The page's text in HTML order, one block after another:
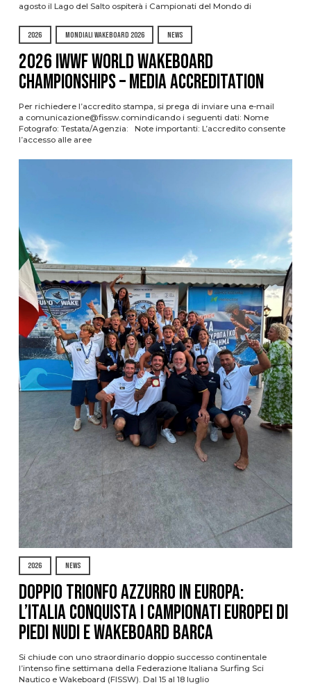
agosto il Lago del Salto ospiterà i Campionati del Mondo di
2026 MONDIALI WAKEBOARD 2026 NEWS
2026 IWWF WORLD WAKEBOARD
CHAMPIONSHIPS – MEDIA ACCREDITATION
Per richiedere l’accredito stampa, si prega di inviare una e-mail
a comunicazione@fissw.comindicando i seguenti dati: Nome
Fotografo: Testata/Agenzia: Note importanti: L’accredito consente
l’accesso alle aree
2026 NEWS
DOPPIO TRIONFO AZZURRO IN EUROPA:
L’ITALIA CONQUISTA I CAMPIONATI EUROPEI DI
PIEDI NUDI E WAKEBOARD BARCA
Si chiude con uno straordinario doppio successo continentale
l’intenso fine settimana della Federazione Italiana Surfing Sci
Nautico e Wakeboard (FISSW). Dal 15 al 18 luglio